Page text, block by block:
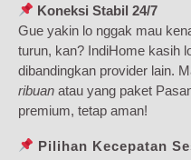
Koneksi Stabil 24/7
Gue yakin lo nggak mau
turun, kan? IndiHome kasih
dibandingkan provider lain.
ribuan atau yang paket
premium, tetap aman!
Pilihan Kecepatan